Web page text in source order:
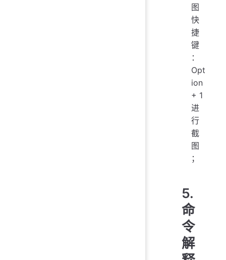
图
快
捷
键
：
Opt
ion
+ 1
进
行
截
图
；
5.
命
令
解